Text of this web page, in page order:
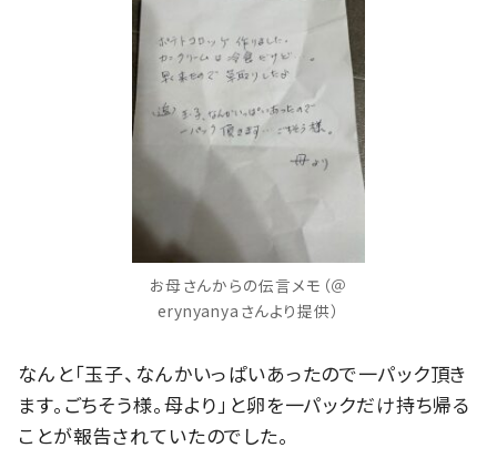
お母さんからの伝言メモ（＠
erynyanyaさんより提供）
なんと「玉子、なんかいっぱいあったので一パック頂き
ます。ごちそう様。母より」と卵を一パックだけ持ち帰る
ことが報告されていたのでした。